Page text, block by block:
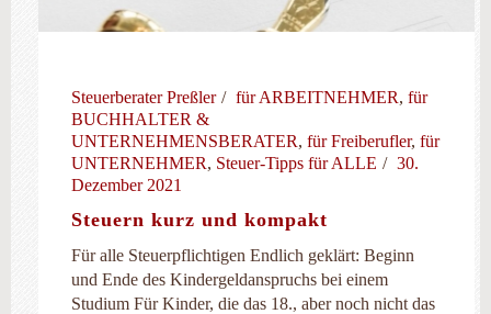
Steuerberater Preßler für ARBEITNEHMER, für
BUCHHALTER &
UNTERNEHMENSBERATER, für Freiberufler, für
UNTERNEHMER, Steuer-Tipps für ALLE
30.
Dezember 2021
Steuern kurz und kompakt
Für alle Steuerpflichtigen Endlich geklärt: Beginn
und Ende des Kindergeldanspruchs bei einem
Studium Für Kinder, die das 18., aber noch nicht das